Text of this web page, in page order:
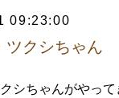
09:23:00
ツクシちゃん
シちゃんがやっ